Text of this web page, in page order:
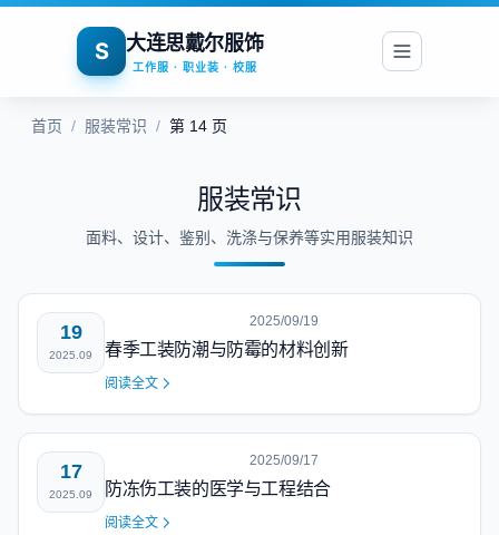
S 大连思戴尔服饰
工作服 · 职业装 · 校服
首页 / 服装常识 / 第 14 页
服装常识
面料、设计、鉴别、洗涤与保养等实用服装知识
19
2025.09
2025/09/19
春季工装防潮与防霉的材料创新
阅读全文
17
2025.09
2025/09/17
防冻伤工装的医学与工程结合
阅读全文